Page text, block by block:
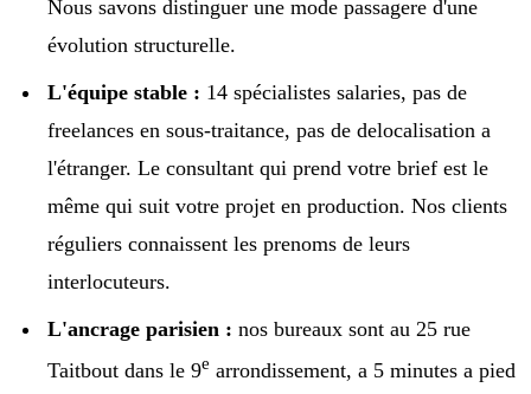
Nous savons distinguer une mode passagere d'une
évolution structurelle.
L'équipe stable : 14 spécialistes salaries, pas de
freelances en sous-traitance, pas de delocalisation a
l'étranger. Le consultant qui prend votre brief est le
même qui suit votre projet en production. Nos clients
réguliers connaissent les prenoms de leurs
interlocuteurs.
L'ancrage parisien : nos bureaux sont au 25 rue
Taitbout dans le 9e arrondissement, a 5 minutes a pied